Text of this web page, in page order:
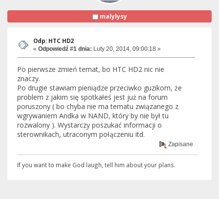
malylysy
Odp: HTC HD2
« Odpowiedź #1 dnia: Luty 20, 2014, 09:00:18 »
Po pierwsze zmień temat, bo HTC HD2 nic nie
znaczy.
Po drugie stawiam pieniądze przeciwko guzikom, że
problem z jakim się spotkałeś jest już na forum
poruszony ( bo chyba nie ma tematu związanego z
wgrywaniem Andka w NAND, który by nie był tu
rozwalony ). Wystarczy poszukać informacji o
sterownikach, utraconym połączeniu itd.
Zapisane
If you want to ma­ke God laugh, tell him about your plans.